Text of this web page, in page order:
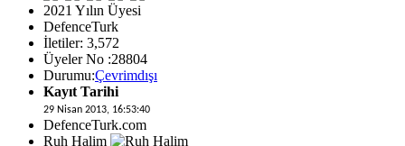
2021 Yılın Üyesi
DefenceTurk
İletiler: 3,572
Üyeler No :28804
Durumu:Çevrimdışı
Kayıt Tarihi
29 Nisan 2013, 16:53:40
DefenceTurk.com
Ruh Halim